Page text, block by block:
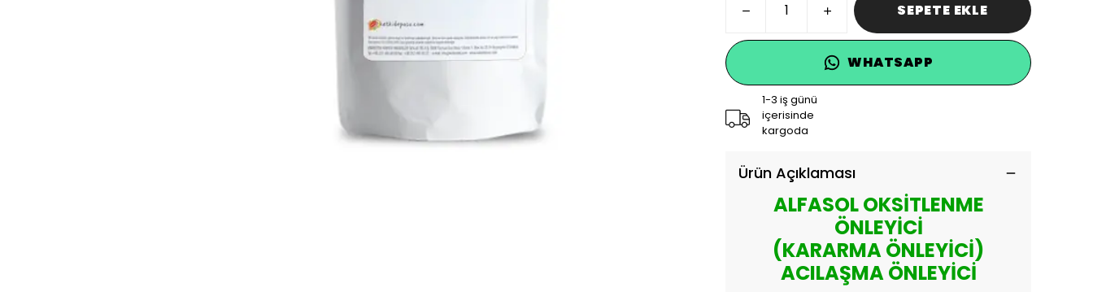
SEPETE EKLE
WHATSAPP
1-3 iş günü
içerisinde
kargoda
Ürün Açıklaması
ALFASOL OKSİTLENME
ÖNLEYİCİ
(KARARMA ÖNLEYİCİ)
ACILAŞMA ÖNLEYİCİ